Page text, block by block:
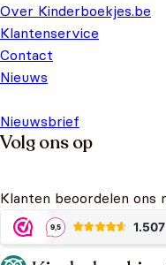
Over Kinderboekjes.be
Klantenservice
Contact
Nieuws
Nieuwsbrief
Volg ons op
Klanten beoordelen ons